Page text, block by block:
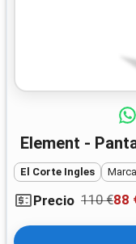
Element -
El Corte Ingles
Precio 110 €88